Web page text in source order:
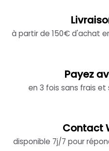
à partir de 150€ d'achat
Payez
en 3 fois sans frais
Contact
disponible 7j/7 pour